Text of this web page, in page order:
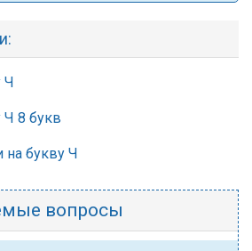
Ч
Ч 8 букв
на букву Ч
вопросы